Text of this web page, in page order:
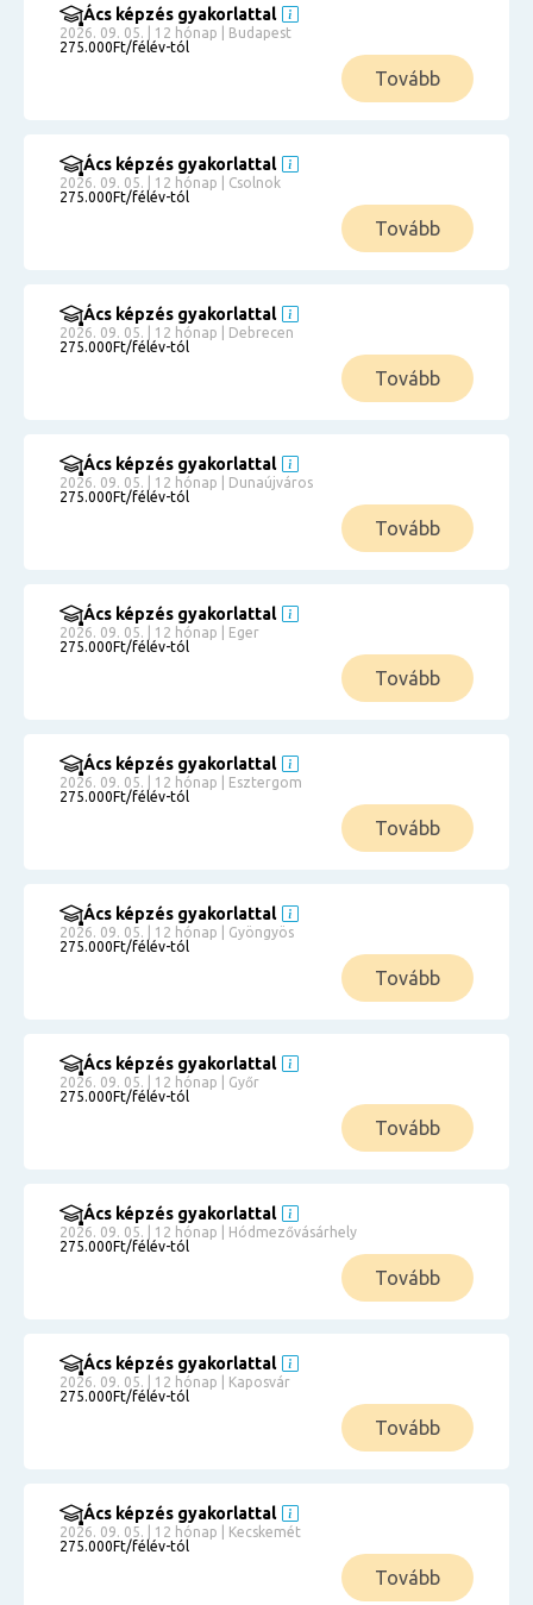
Ács képzés gyakorlattal
2026. 09. 05. | 12 hónap | Budapest
275.000Ft/félév-tól
Tovább
Ács képzés gyakorlattal
2026. 09. 05. | 12 hónap | Csolnok
275.000Ft/félév-tól
Tovább
Ács képzés gyakorlattal
2026. 09. 05. | 12 hónap | Debrecen
275.000Ft/félév-tól
Tovább
Ács képzés gyakorlattal
2026. 09. 05. | 12 hónap | Dunaújváros
275.000Ft/félév-tól
Tovább
Ács képzés gyakorlattal
2026. 09. 05. | 12 hónap | Eger
275.000Ft/félév-tól
Tovább
Ács képzés gyakorlattal
2026. 09. 05. | 12 hónap | Esztergom
275.000Ft/félév-tól
Tovább
Ács képzés gyakorlattal
2026. 09. 05. | 12 hónap | Gyöngyös
275.000Ft/félév-tól
Tovább
Ács képzés gyakorlattal
2026. 09. 05. | 12 hónap | Győr
275.000Ft/félév-tól
Tovább
Ács képzés gyakorlattal
2026. 09. 05. | 12 hónap | Hódmezővásárhely
275.000Ft/félév-tól
Tovább
Ács képzés gyakorlattal
2026. 09. 05. | 12 hónap | Kaposvár
275.000Ft/félév-tól
Tovább
Ács képzés gyakorlattal
2026. 09. 05. | 12 hónap | Kecskemét
275.000Ft/félév-tól
Tovább